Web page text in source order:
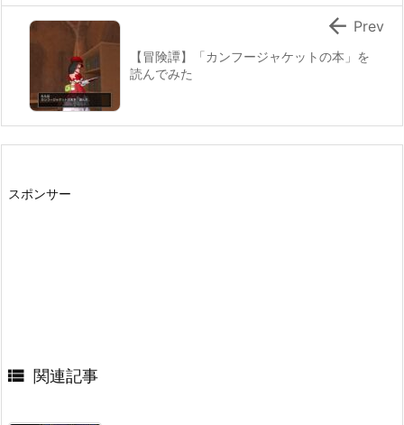
【冒険譚】「カンフージャケットの本」を
読んでみた
 Prev
スポンサー
 関連記事